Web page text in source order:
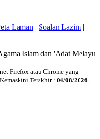
Laman | Soalan Lazim |
Islam dan 'Adat Melayu
Firefox atau Chrome yang
Terakhir : 04/08/2026 |